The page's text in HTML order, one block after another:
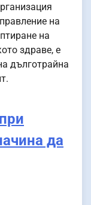
на
на
здраве, е
дълготрайна
да